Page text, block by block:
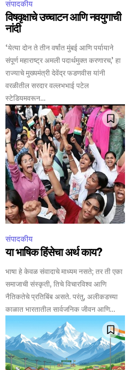
संपादकीय
विषवृक्षाचे उच्चाटन आणि नवयुगाची
नांदी
‘येत्या दोन ते तीन वर्षांत मुंबई आणि पर्यायाने
संपूर्ण महाराष्ट्र अमली पदार्थमुक्त करणारच,’ हा
राज्याचे मुख्यमंत्री देवेंद्र फडणवीस यांनी
वरळीतील सरदार वल्लभभाई पटेल
स्टेडियमवरून...
संपादकीय
या भाषिक हिंसेचा अर्थ काय?
भाषा हे केवळ संवादाचे माध्यम नसते; तर ती एका
समाजाची संस्कृती, तिचे विचारविश्व आणि
नैतिकतेचे प्रतिबिंब असते. परंतु, अलीकडच्या
काळात भारतातील सार्वजनिक जीवन आणि...